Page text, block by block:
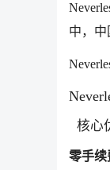
中，
核心
零手续